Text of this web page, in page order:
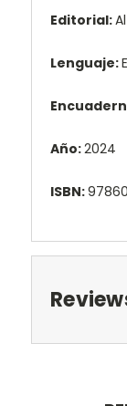
Editorial:
Lenguaje:
Año:2024
ISBN: